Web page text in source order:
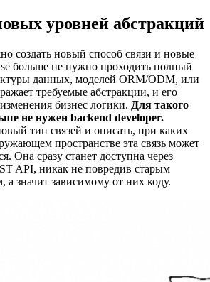
уровней абстракций
создать новый способ связи и новые
больше не нужно проходить полный
данных, моделей ORM/ODM, или
требуемые абстракции, и его
бизнес логики. Для такого
не нужен backend developer.
тип связей и описать, при каких
пространстве эта связь может
Она сразу станет доступна через
API, никак не повредив старым
а значит зависимому от них коду.